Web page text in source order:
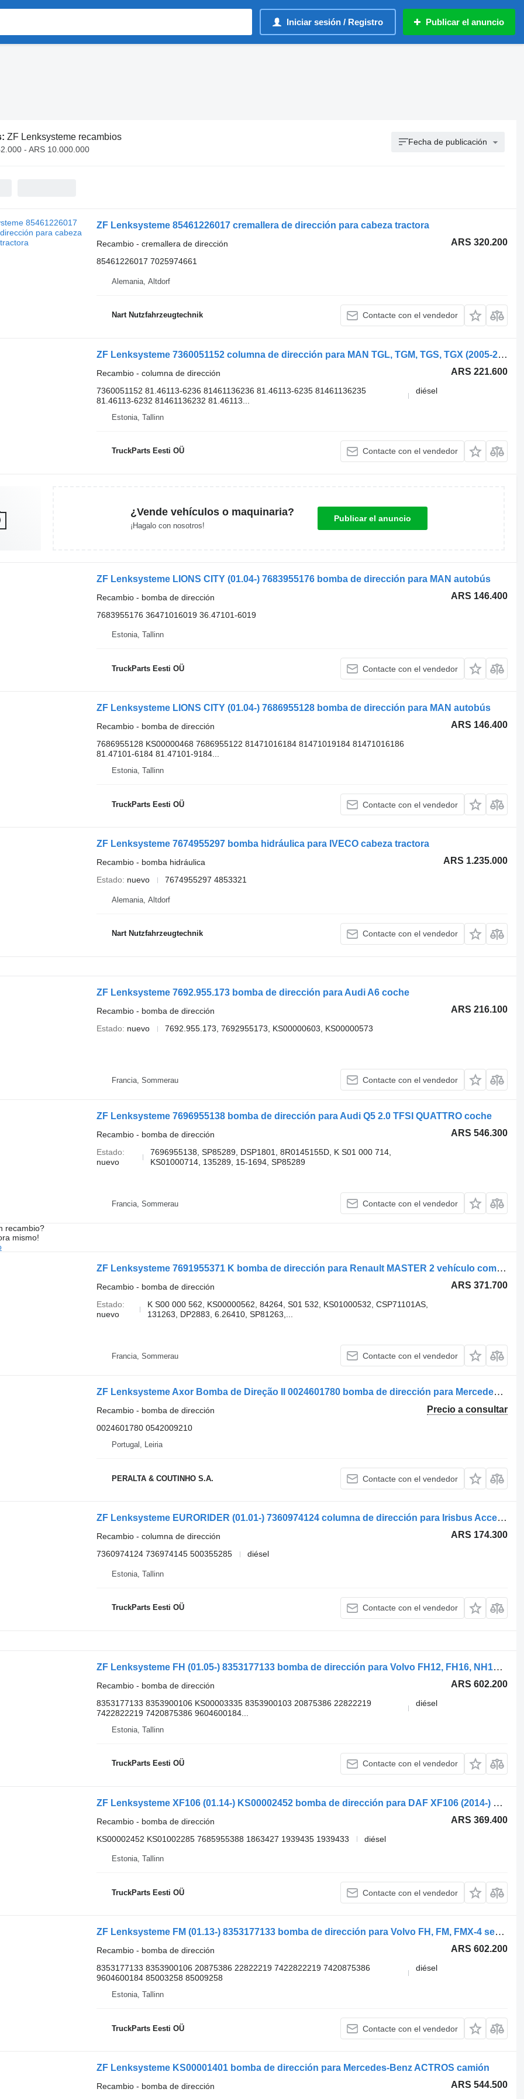
Iniciar sesión / Registro Publicar el anuncio
ZF Lenksysteme recambios
- ARS 10.000.000
Fecha de publicación
ZF Lenksysteme 85461226017 cremallera de dirección para cabeza tractora
ARS 320.200
Recambio - cremallera de dirección
85461226017 7025974661
Alemania, Altdorf
Nart Nutzfahrzeugtechnik Contacte con el vendedor
ZF Lenksysteme 7360051152 columna de dirección para MAN TGL, TGM, TGS, TGX (2005-2021) cabeza tractora
ARS 221.600
Recambio - columna de dirección
7360051152 81.46113-6236 81461136236 81.46113-6235 81461136235
81.46113-6232 81461136232 81.46113...
diésel
Estonia, Tallinn
TruckParts Eesti OÜ Contacte con el vendedor
¿Vende vehículos o maquinaria?
¡Hagalo con nosotros!
Publicar el anuncio
ZF Lenksysteme LIONS CITY (01.04-) 7683955176 bomba de dirección para MAN autobús
ARS 146.400
Recambio - bomba de dirección
7683955176 36471016019 36.47101-6019
Estonia, Tallinn
TruckParts Eesti OÜ Contacte con el vendedor
ZF Lenksysteme LIONS CITY (01.04-) 7686955128 bomba de dirección para MAN autobús
ARS 146.400
Recambio - bomba de dirección
7686955128 KS00000468 7686955122 81471016184 81471019184 81471016186
81.47101-6184 81.47101-9184...
Estonia, Tallinn
TruckParts Eesti OÜ Contacte con el vendedor
ZF Lenksysteme 7674955297 bomba hidráulica para IVECO cabeza tractora
ARS 1.235.000
Recambio - bomba hidráulica
Estado
nuevo 7674955297 4853321
Alemania, Altdorf
Nart Nutzfahrzeugtechnik Contacte con el vendedor
ZF Lenksysteme 7692.955.173 bomba de dirección para Audi A6 coche
ARS 216.100
Recambio - bomba de dirección
Estado
nuevo 7692.955.173, 7692955173, KS00000603, KS00000573
Francia, Sommerau Contacte con el vendedor
ZF Lenksysteme 7696955138 bomba de dirección para Audi Q5 2.0 TFSI QUATTRO coche
ARS 546.300
Recambio - bomba de dirección
Estado
nuevo
7696955138, SP85289, DSP1801, 8R0145155D, K S01 000 714,
KS01000714, 135289, 15-1694, SP85289
Francia, Sommerau Contacte con el vendedor
recambio?
mismo!
ZF Lenksysteme 7691955371 K bomba de dirección para Renault MASTER 2 vehículo comercial
ARS 371.700
Recambio - bomba de dirección
Estado
nuevo
K S00 000 562, KS00000562, 84264, S01 532, KS01000532, CSP71101AS,
131263, DP2883, 6.26410, SP81263,...
Francia, Sommerau Contacte con el vendedor
ZF Lenksysteme Axor Bomba de Direção II 0024601780 bomba de dirección para Mercedes-Benz Axor II camión
Precio a consultar
Recambio - bomba de dirección
0024601780 0542009210
Portugal, Leiria
PERALTA & COUTINHO S.A. Contacte con el vendedor
ZF Lenksysteme EURORIDER (01.01-) 7360974124 columna de dirección para Irisbus Access, Evadys, Axer, Karosa, Recreo, Domino, Agora, Citelis, Eurorider (1999-) autobús
ARS 174.300
Recambio - columna de dirección
7360974124 736974145 500355285
diésel
Estonia, Tallinn
TruckParts Eesti OÜ Contacte con el vendedor
ZF Lenksysteme FH (01.05-) 8353177133 bomba de dirección para Volvo FH12, FH16, NH12, FH, VNL780 (1993-2014) cabeza tractora
ARS 602.200
Recambio - bomba de dirección
8353177133 8353900106 KS00003335 8353900103 20875386 22822219
7422822219 7420875386 9604600184...
diésel
Estonia, Tallinn
TruckParts Eesti OÜ Contacte con el vendedor
ZF Lenksysteme XF106 (01.14-) KS00002452 bomba de dirección para DAF XF106 (2014-) cabeza tractora
ARS 369.400
Recambio - bomba de dirección
KS00002452 KS01002285 7685955388 1863427 1939435 1939433
diésel
Estonia, Tallinn
TruckParts Eesti OÜ Contacte con el vendedor
ZF Lenksysteme FM (01.13-) 8353177133 bomba de dirección para Volvo FH, FM, FMX-4 series (2013-) cabeza tractora
ARS 602.200
Recambio - bomba de dirección
8353177133 8353900106 20875386 22822219 7422822219 7420875386
9604600184 85003258 85009258
diésel
Estonia, Tallinn
TruckParts Eesti OÜ Contacte con el vendedor
ZF Lenksysteme KS00001401 bomba de dirección para Mercedes-Benz ACTROS camión
ARS 544.500
Recambio - bomba de dirección